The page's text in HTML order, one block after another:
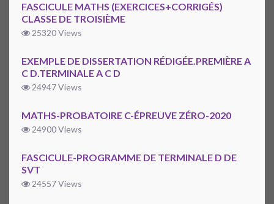
FASCICULE MATHS (EXERCICES+CORRIGÉS)
CLASSE DE TROISIÈME
25320 Views
EXEMPLE DE DISSERTATION RÉDIGÉE.PREMIÈRE A
C D.TERMINALE A C D
24947 Views
MATHS-PROBATOIRE C-ÉPREUVE ZÉRO-2020
24900 Views
FASCICULE-PROGRAMME DE TERMINALE D DE
SVT
24557 Views